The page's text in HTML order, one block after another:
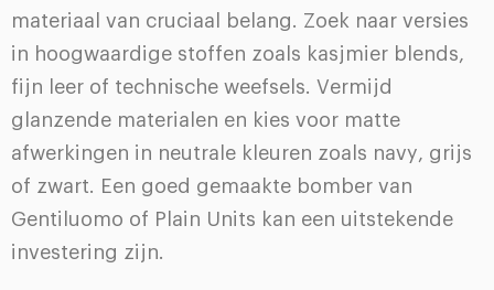
materiaal van cruciaal belang. Zoek naar versies
in hoogwaardige stoffen zoals kasjmier blends,
fijn leer of technische weefsels. Vermijd
glanzende materialen en kies voor matte
afwerkingen in neutrale kleuren zoals navy, grijs
of zwart. Een goed gemaakte bomber van
Gentiluomo of Plain Units kan een uitstekende
investering zijn.